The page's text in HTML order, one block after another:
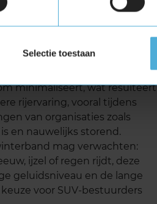
Selectie toestaan
uitstekend. Het
minimaliseert, wat resulteert
rijervaring, vooral tijdens
van organisaties zoals
en nauwelijks storend.
mag verwachten:
ijzel of regen rijdt, deze
geluidsniveau en de lange
voor SUV-bestuurders